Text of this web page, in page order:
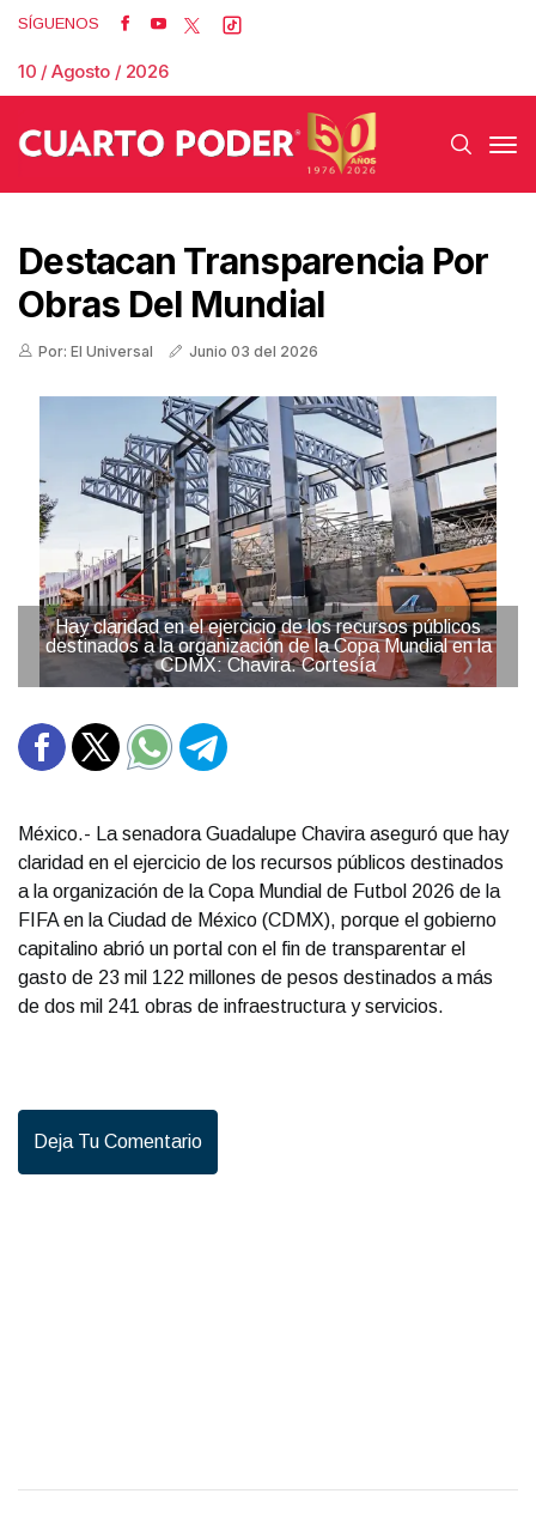
SÍGUENOS
10 / Agosto / 2026
Destacan Transparencia Por
Obras Del Mundial
Por: El Universal Junio 03 del 2026
Hay claridad en el ejercicio de los recursos públicos
destinados a la organización de la Copa Mundial en la
CDMX: Chavira. Cortesía
México.- La senadora Guadalupe Chavira aseguró que hay
claridad en el ejercicio de los recursos públicos destinados
a la organización de la Copa Mundial de Futbol 2026 de la
FIFA en la Ciudad de México (CDMX), porque el gobierno
capitalino abrió un portal con el fin de transparentar el
gasto de 23 mil 122 millones de pesos destinados a más
de dos mil 241 obras de infraestructura y servicios.
Deja Tu Comentario